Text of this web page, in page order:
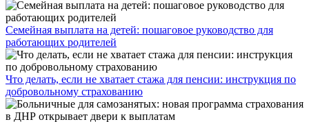
Семейная выплата на детей: пошаговое руководство для
работающих родителей
Что делать, если не хватает стажа для пенсии: инструкция по
добровольному страхованию